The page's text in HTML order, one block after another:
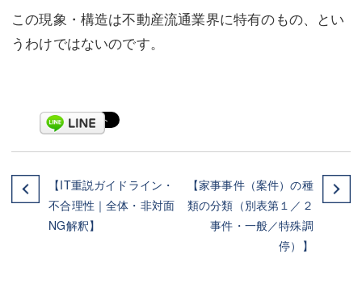
この現象・構造は不動産流通業界に特有のもの、とい
うわけではないのです。
【IT重説ガイドライン・
不合理性｜全体・非対面
NG解釈】
【家事事件（案件）の種
類の分類（別表第１／２
事件・一般／特殊調
停）】